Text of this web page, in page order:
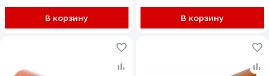
В корзину В корзину